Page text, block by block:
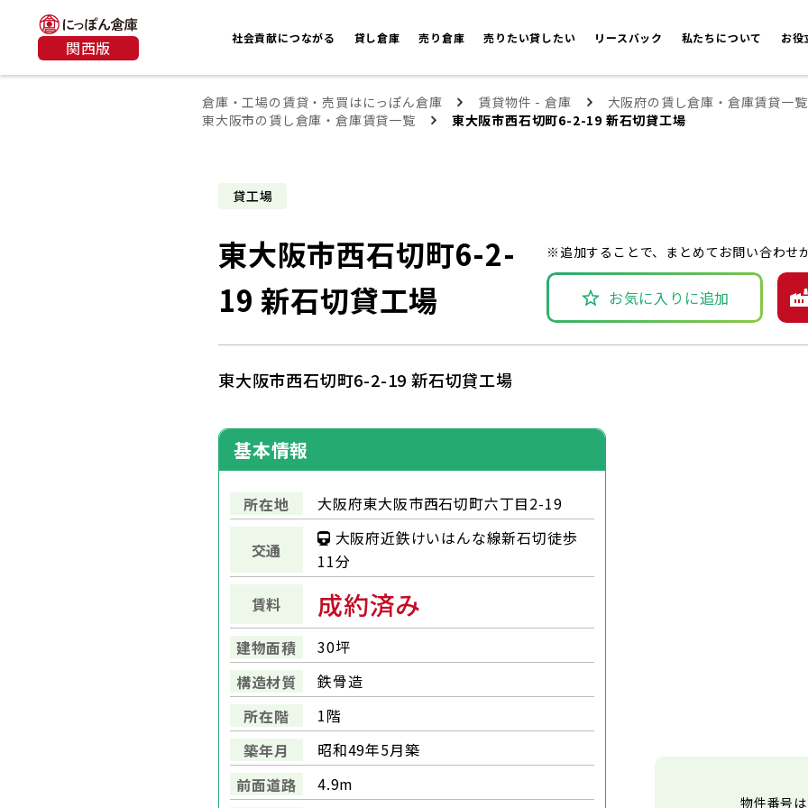
関西版 社会貢献につながる 貸し倉庫 売り倉庫 売りたい貸したい リースバック 私たちについて お役
倉庫・工場の賃貸・売買はにっぽん倉庫 賃貸物件 - 倉庫
大阪府の賃し倉庫・倉庫賃貸一覧
東大阪市の賃し倉庫・倉庫賃貸一覧
東大阪市西石切町6-2-19 新石切貸工場
貸工場
東大阪市西石切町6-2-
19 新石切貸工場
※追加することで、まとめてお問い合わせ
お気に入りに追加
東大阪市西石切町6-2-19 新石切貸工場
基本情報
所在地 大阪府東大阪市西石切町六丁目2-19
交通
大阪府近鉄けいはんな線新石切徒歩
11分
賃料
成約済み
建物面積
30坪
構造材質
鉄骨造
所在階
1階
築年月
昭和49年5月築
前面道路
4.9m
物件番号は